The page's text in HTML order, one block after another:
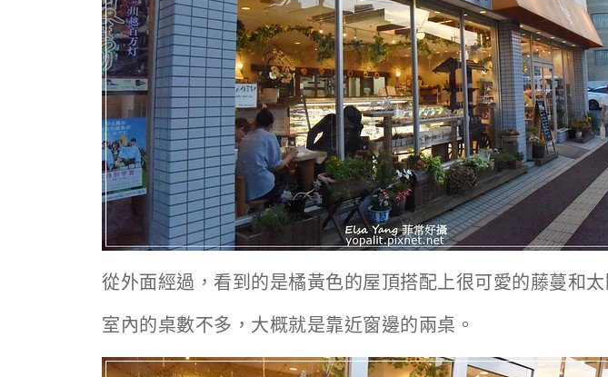
從外面經過，看到的是橘黃色的屋頂搭配上很可愛的藤蔓和太
室內的桌數不多，大概就是靠近窗邊的兩桌。